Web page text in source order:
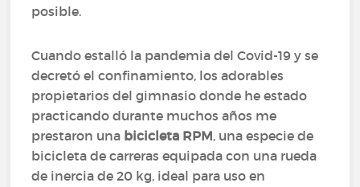
posible.
Cuando estalló la pandemia del Covid-19 y se
decretó el confinamiento, los adorables
propietarios del gimnasio donde he estado
practicando durante muchos años me
prestaron una bicicleta RPM, una especie de
bicicleta de carreras equipada con una rueda
de inercia de 20 kg, ideal para uso en